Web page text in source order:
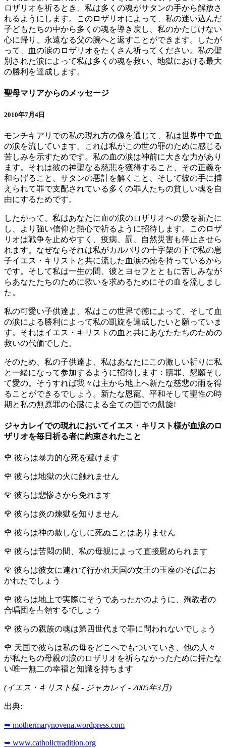
ロザリオを祈るとき、私は多くの魂がサタンの手から解放さ
れるようにします。このロザリオによって、私の迷い込んだ
子どもたちの中から多くの魂を導き戻し、私のかたじけない
心に帰り、永遠なる父の腕へと返すことができます。したが
って、血の涙のロザリオをたくさん祈ってください。私の聖
別された涙によって私は多くの魂を救い、地獄における最大
の勝利を達成します。
聖母マリアからのメッセージ
2010年7月4日
モンチキアリでの私の現れ方の像を通じて、私は世界中で血
の涙を流しています。これは私がこの世の罪のために感じる
苦しみを示すためです。私の血の涙は神前に大きな力があり
ます。それは彼の神聖なる慈悲を獲得すること、その正義を
和らげること、サタンの悪計を解くこと、そして彼の手に捕
えられて罪で支配されている多くの罪人たちの貧しい魂を自
由にするためです。
したがって、私はあなたに血の涙のロザリオへの愛を新たに
し、より強い信仰と熱心で祈るように招待します。このロザ
リオは戦争を止めやすく、疫病、罰、自然災害も停止させら
れます。なぜならそれは私がカルバリの十字架の下で私の息
子イエス・キリストと共に流した血涙の徳を持っているから
です。そして私は一生の間、彼とヨセフとともに苦しみなが
らあなたたちのために救いを求めるためにその血を流しまし
た。
私の可愛い子供達よ、私はこの世界で徳によって、そして血
の涙による勝利によって私の凱旋を達成したいと願っていま
す。それはイエス・キリストの血と共にあなたたちのための
救いの代価でした。
そのため、私の子供達よ、私はあなたにこの激しい祈りに私
と一緒になって参加するように招待します：贖罪、懇願そし
て愛の。そうすれば我々は主から地上へ新たな慈悲の雨を得
ることができるでしょう。新たな恩寵、平和そして聖性の時
期と私の無原罪の心臓による全ての国での凱旋!
ジャカレイでの現れにおいてイエス・キリスト様が血涙のロ
ザリオを毎日祈る者に約束されたこと
🌹 彼らは暴力的な死を避けます
🌹 彼らは地獄の火に触れません
🌹 彼らは悲惨さから免れます
🌹 彼らは炎の煉獄を知りません
🌹 彼らは神の赦しなしに死ぬことはありません
🌹 彼らは苦悶の間、私の母親によって直接慰められます
🌹 彼らは彼女に連れて行かれ天国の女王の玉座のそばにお
かれたでしょう
🌹 彼らは地上で実際にそうであったかのように、殉教者の
合唱団を占領するでしょう
🌹 彼らの親族の魂は第四世代まで罪に問われないでしょう
🌹 天国で彼らは私の母をどこへでもついていき、他の人々
が私たちの母親の涙のロザリオを祈らなかったために持たな
い唯一無二の幸福と知識を持ちます
(イエス・キリスト様 - ジャカレイ - 2005年3月)
出典:
➥ mothermarynovena.wordpress.com
➥ www.catholictradition.org